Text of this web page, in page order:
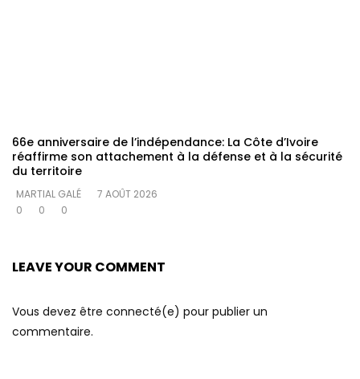
66e anniversaire de l’indépendance: La Côte d’Ivoire
réaffirme son attachement à la défense et à la sécurité
du territoire
MARTIAL GALÉ
7 AOÛT 2026
0
0 0
LEAVE YOUR COMMENT
Vous devez être connecté(e) pour publier un
commentaire.